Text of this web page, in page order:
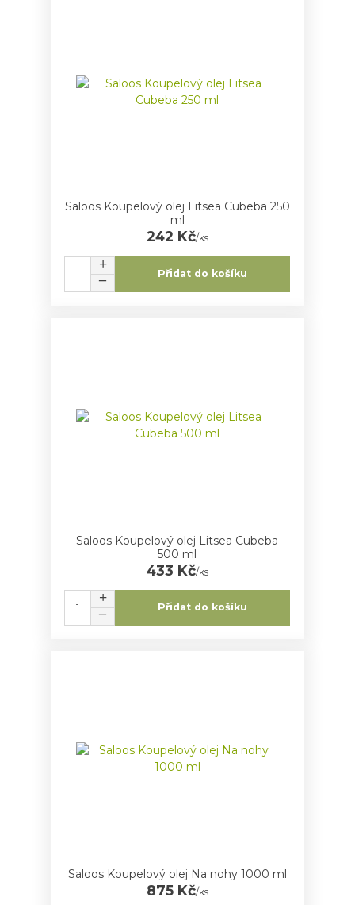
Saloos Koupelový olej Litsea Cubeba 250
ml
242 Kč/ks
Přidat do košíku
Saloos Koupelový olej Litsea Cubeba
500 ml
433 Kč/ks
Přidat do košíku
Saloos Koupelový olej Na nohy 1000 ml
875 Kč/ks